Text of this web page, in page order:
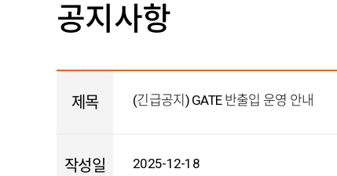
공지사항
제목 (긴급공지) GATE 반출입 운영 안내
작성일 2025-12-18